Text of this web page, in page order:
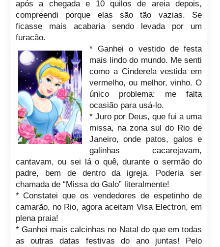
após a chegada e 10 quilos de areia depois,
compreendi porque elas são tão vazias. Se
ficasse mais acabaria sendo levada por um
furacão.
* Ganhei o vestido de festa
mais lindo do mundo. Me senti
como a Cinderela vestida em
vermelho, ou melhor, vinho. O
único problema: me falta
ocasião para usá-lo.
* Juro por Deus, que fui a uma
missa, na zona sul do Rio de
Janeiro, onde patos, galos e
galinhas cacarejavam,
cantavam, ou sei lá o quê, durante o sermão do
padre, bem de dentro da igreja. Poderia ser
chamada de “Missa do Galo” literalmente!
* Constatei que os vendedores de espetinho de
camarão, no Rio, agora aceitam Visa Electron, em
plena praia!
* Ganhei mais calcinhas no Natal do que em todas
as outras datas festivas do ano juntas! Pelo